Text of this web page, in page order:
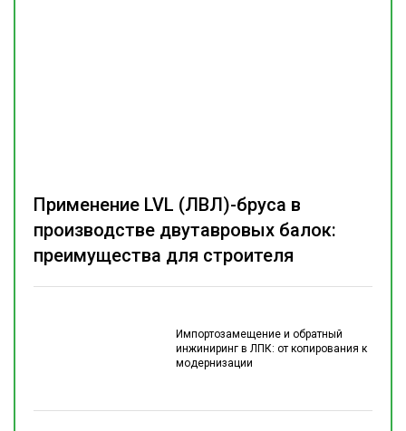
Импортозамещение и обратный
инжиниринг в ЛПК: от копирования к
модернизации
Применение LVL (ЛВЛ)-бруса в
производстве двутавровых балок:
преимущества для строителя